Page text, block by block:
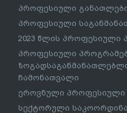
პროფესიული
პროფესიული
2023 წლის პროფესიული
პროფესიული
ჩამონათვალი
ეროვნული პროფესიული
სექტორული